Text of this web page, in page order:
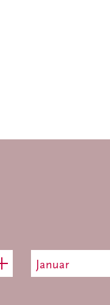
Januar